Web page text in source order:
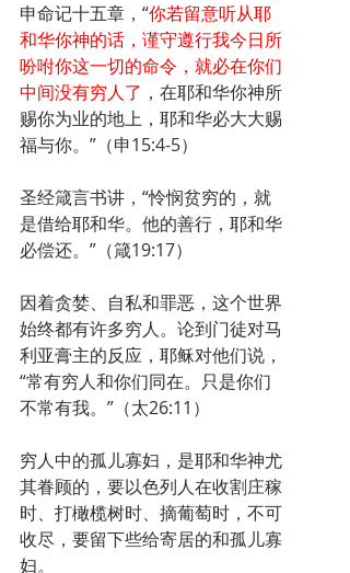
申命记十五章，“你若留意听从耶
和华你神的话，谨守遵行我今日所
吩咐你这一切的命令，就必在你们
中间没有穷人了 ，在耶和华你神所
赐你为业的地上，耶和华必大大赐
福与你。”（申15:4-5）
圣经箴言书讲，“怜悯贫穷的，就
是借给耶和华。他的善行，耶和华
必偿还。”（箴19:17）
因着贪婪、自私和罪恶，这个世界
始终都有许多穷人。论到门徒对马
利亚膏主的反应，耶稣对他们说，
“常有穷人和你们同在。只是你们
不常有我。”（太26:11）
穷人中的孤儿寡妇，是耶和华神尤
其眷顾的，要以色列人在收割庄稼
时、打橄榄树时、摘葡萄时，不可
收尽，要留下些给寄居的和孤儿寡
妇。